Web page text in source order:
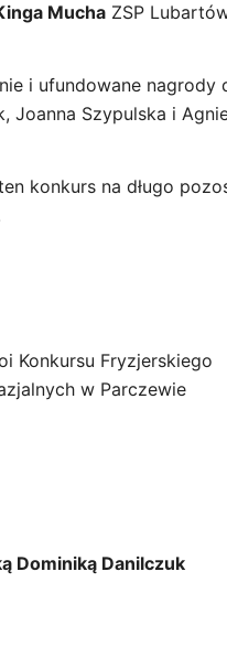
Mucha ZSP
i ufundowane
Joanna Szypulska i
konkurs na długo
Konkursu Fryzjerskiego
w Parczewie
Dominiką Danilczuk